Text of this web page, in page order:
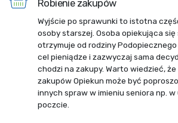
Robienie zakupów
Wyjście po sprawunki to istotna
osoby starszej. Osoba opiekująca
otrzymuje od rodziny
cel pieniądze i zazwyczaj sama
chodzi na zakupy. Warto wiedzieć,
zakupów Opiekun może być
innych spraw w imieniu seniora np. w
poczcie.